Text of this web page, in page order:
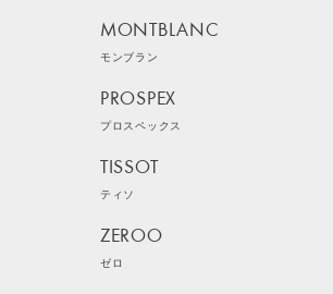
MONTBLANC
モンブラン
PROSPEX
プロスペックス
TISSOT
ティソ
ZEROO
ゼロ